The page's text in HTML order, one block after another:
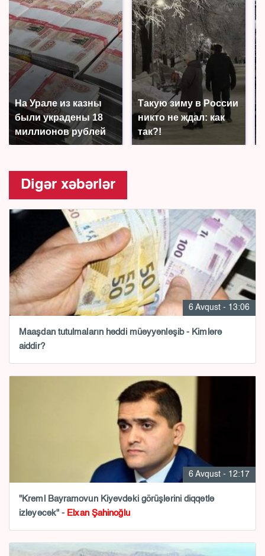
На Урале из казны
были украдены 18
миллионов рублей
Такую зиму в России
никто не ждал: как
так?!
Digər xəbərlər
6 Avqust - 13:06
Maaşdan tutulmaların həddi müəyyənləşib - Kimlərə
aiddir?
6 Avqust - 12:17
"Kreml Bayramovun Kiyevdəki görüşlərini diqqətlə
izləyəcək" - Elxan Şahinoğlu